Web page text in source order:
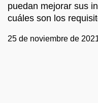
puedan mejorar sus
cuáles son los
25 de noviembre de